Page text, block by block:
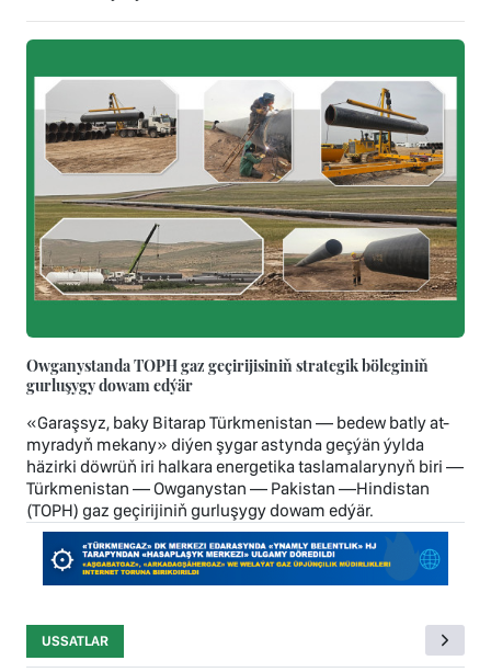
Owganystanda TOPH gaz geçirijisiniň strategik böleginiň
gurluşygy dowam edýär
«Garaşsyz, baky Bitarap Türkmenistan — bedew batly at-
myradyň mekany» diýen şygar astynda geçýän ýylda
häzirki döwrüň iri halkara energetika taslamalarynyň biri —
Türkmenistan — Owganystan — Pakistan —Hindistan
(TOPH) gaz geçirijiniň gurluşygy dowam edýär.
USSATLAR